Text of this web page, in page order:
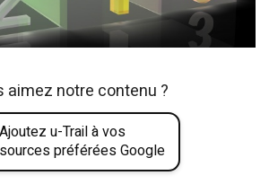
aimez notre contenu ?
Ajoutez u-Trail à vos
sources préférées Google